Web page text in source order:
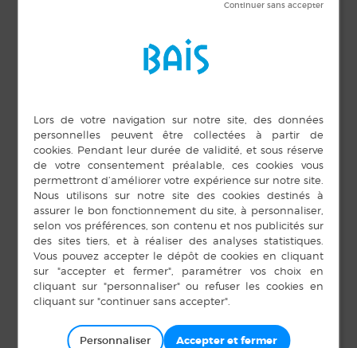
Jusqu’au 31 Janvier
Salle des expositions
Gratuit, tout public
Collection hétéroclite du savoir : un condensé
d’inédit et d’extraordinaire
Personnaliser